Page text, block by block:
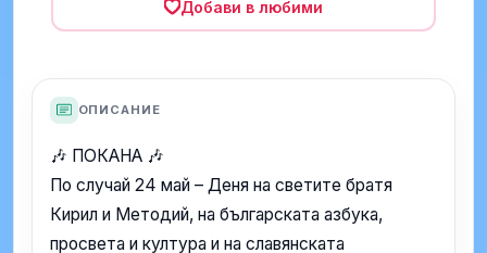
Добави в любими
ОПИСАНИЕ
🎶 ПОКАНА 🎶
По случай 24 май – Деня на светите братя
Кирил и Методий, на българската азбука,
просвета и култура и на славянската